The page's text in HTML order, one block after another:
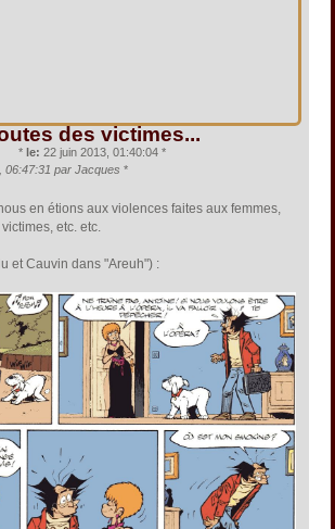
des victimes...
* le: 22 juin 2013, 01:40:04 *
06:47:31 par Jacques *
en étions aux violences faites aux femmes,
etc. etc.
et Cauvin dans "Areuh") :